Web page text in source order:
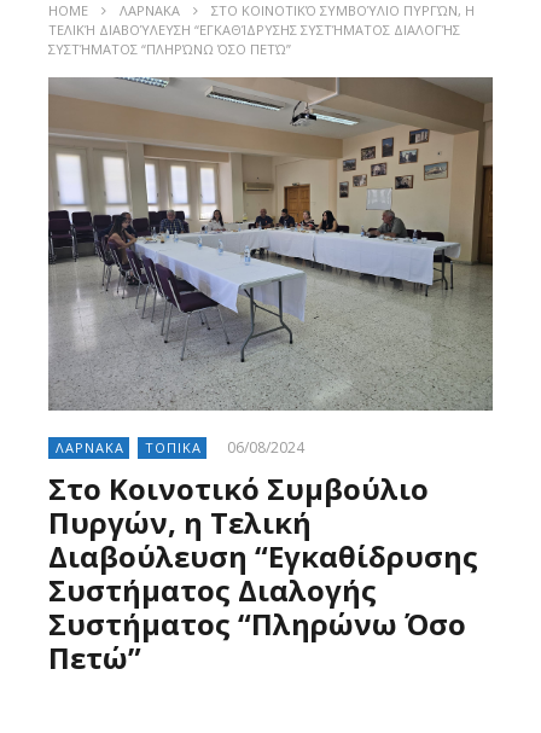
HOME ΛΑΡΝΑΚΑ
ΣΤΟ ΚΟΙΝΟΤΙΚΌ ΣΥΜΒΟΎΛΙΟ ΠΥΡΓΏΝ, Η
ΤΕΛΙΚΉ ΔΙΑΒΟΎΛΕΥΣΗ “ΕΓΚΑΘΊΔΡΥΣΗΣ ΣΥΣΤΉΜΑΤΟΣ ΔΙΑΛΟΓΉΣ
ΣΥΣΤΉΜΑΤΟΣ “ΠΛΗΡΏΝΩ ΌΣΟ ΠΕΤΏ”
ΛΑΡΝΑΚΑ ΤΟΠΙΚΑ 06/08/2024
Στο Κοινοτικό Συμβούλιο
Πυργών, η Τελική
Διαβούλευση “Εγκαθίδρυσης
Συστήματος Διαλογής
Συστήματος “Πληρώνω Όσο
Πετώ”